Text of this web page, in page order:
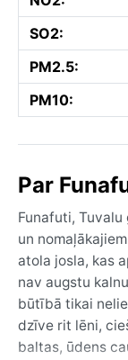
SO2:
PM2.5:
PM10:
Par
Funafuti,
un
atola josla, kas
nav augstu
būtībā tikai
dzīve rit lēni,
baltas, ūdens